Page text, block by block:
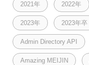
2021年 2022年
2023年 2023年卒
Admin Directory API
Amazing MEIJIN